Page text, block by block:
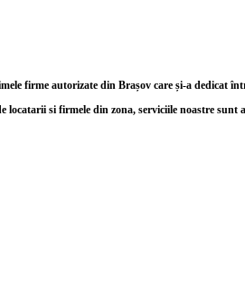
firme autorizate din Brașov care și-a dedicat
locatarii si firmele din zona, serviciile noastre